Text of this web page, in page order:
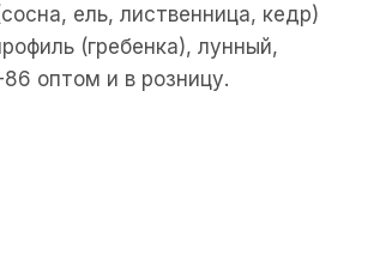
ель, лиственница, кедр)
(гребенка), лунный,
оптом и в розницу.